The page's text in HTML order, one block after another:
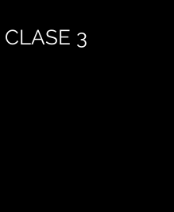
CLASE 3